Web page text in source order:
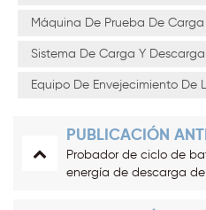
Máquina De Prueba De
Sistema De Carga Y
Equipo De Envejecimiento De
PUBLICACIÓN
Probador de ciclo de
energía de descarga